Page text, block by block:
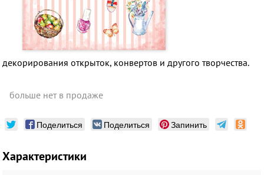
декорирования открыток, конвертов и другого творчества.
больше нет в продаже
Поделиться Поделиться Запинить
Характеристики